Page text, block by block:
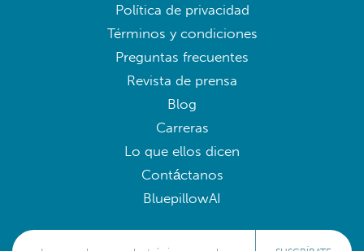
Política de privacidad
Términos y condiciones
Preguntas frecuentes
Revista de prensa
Blog
Carreras
Lo que ellos dicen
Contáctanos
BluepillowAI